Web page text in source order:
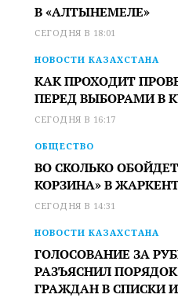
В «АЛТЫНЕМЕЛЕ»
СЕГОДНЯ В 18:01
НОВОСТИ КАЗАХСТАНА
КАК ПРОХОДИТ
ПЕРЕД ВЫБОРАМИ В
СЕГОДНЯ В 16:17
ОБЩЕСТВО
ВО СКОЛЬКО
КОРЗИНА» В
СЕГОДНЯ В 14:31
НОВОСТИ КАЗАХСТАНА
ГОЛОСОВАНИЕ ЗА
РАЗЪЯСНИЛ
ГРАЖДАН В СПИСКИ